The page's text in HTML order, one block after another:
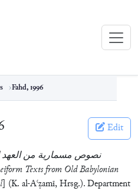
(eBL)
Fahd, 1996
Edit
نصوص مسمارية من العهد
(K. al-Aʿẓamī, Hrsg.). Department